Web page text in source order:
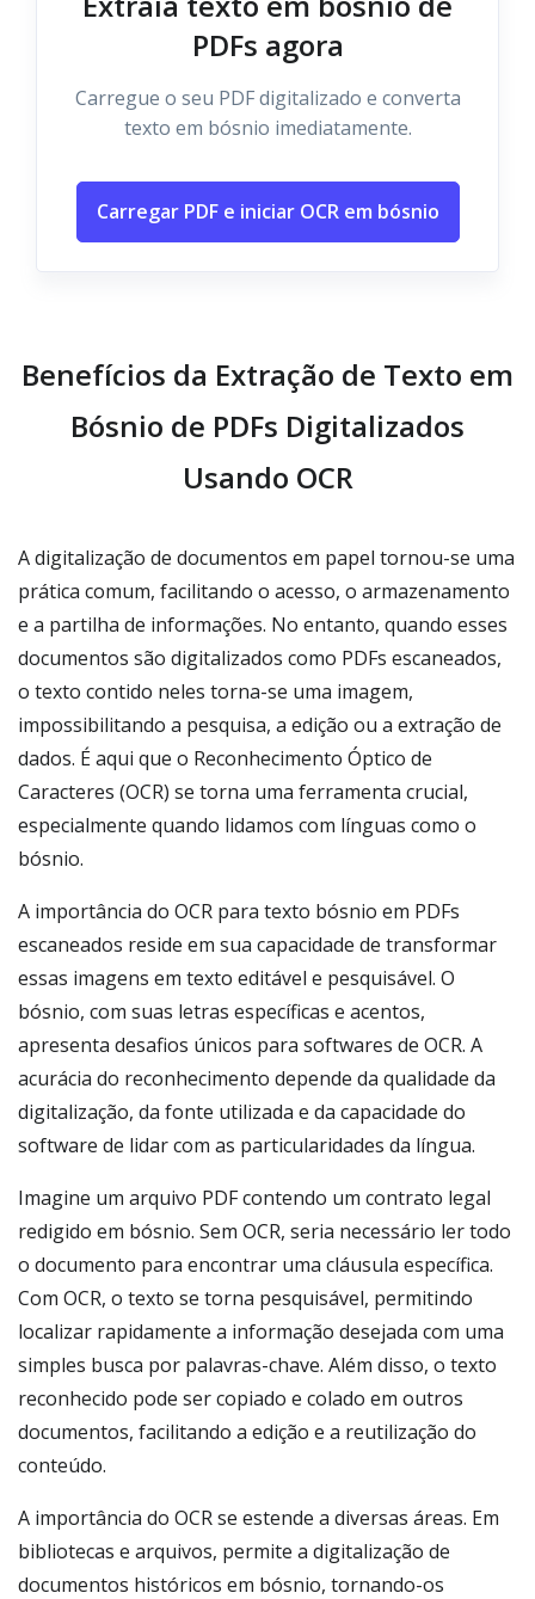
PDFs agora
Carregue o seu PDF digitalizado e converta
texto em bósnio imediatamente.
Carregar PDF e iniciar OCR em bósnio
Benefícios da Extração de Texto em
Bósnio de PDFs Digitalizados
Usando OCR
A digitalização de documentos em papel tornou-se uma
prática comum, facilitando o acesso, o armazenamento
e a partilha de informações. No entanto, quando esses
documentos são digitalizados como PDFs escaneados,
o texto contido neles torna-se uma imagem,
impossibilitando a pesquisa, a edição ou a extração de
dados. É aqui que o Reconhecimento Óptico de
Caracteres (OCR) se torna uma ferramenta crucial,
especialmente quando lidamos com línguas como o
bósnio.
A importância do OCR para texto bósnio em PDFs
escaneados reside em sua capacidade de transformar
essas imagens em texto editável e pesquisável. O
bósnio, com suas letras específicas e acentos,
apresenta desafios únicos para softwares de OCR. A
acurácia do reconhecimento depende da qualidade da
digitalização, da fonte utilizada e da capacidade do
software de lidar com as particularidades da língua.
Imagine um arquivo PDF contendo um contrato legal
redigido em bósnio. Sem OCR, seria necessário ler todo
o documento para encontrar uma cláusula específica.
Com OCR, o texto se torna pesquisável, permitindo
localizar rapidamente a informação desejada com uma
simples busca por palavras-chave. Além disso, o texto
reconhecido pode ser copiado e colado em outros
documentos, facilitando a edição e a reutilização do
conteúdo.
A importância do OCR se estende a diversas áreas. Em
bibliotecas e arquivos, permite a digitalização de
documentos históricos em bósnio, tornando-os